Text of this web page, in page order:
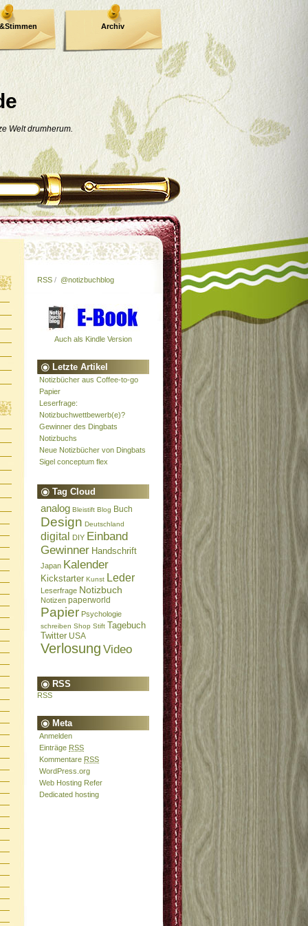
Welt drumherum.
Archiv
RSS / @notizbuchblog
Auch als Kindle Version
Letzte Artikel
Notizbücher aus Coffee-to-go
Papier
Leserfrage:
Notizbuchwettbewerb(e)?
Gewinner des Dingbats
Notizbuchs
Neue Notizbücher von Dingbats
Sigel conceptum flex
Tag Cloud
analog Bleistift Blog Buch
Design Deutschland
digital DIY Einband
Gewinner Handschrift
Japan Kalender
Kickstarter Kunst Leder
Leserfrage Notizbuch
Notizen paperworld
Papier Psychologie
schreiben Shop Stift Tagebuch
Twitter USA
Verlosung Video
RSS
RSS
Meta
Anmelden
Einträge RSS
Kommentare RSS
WordPress.org
Web Hosting Refer
Dedicated hosting